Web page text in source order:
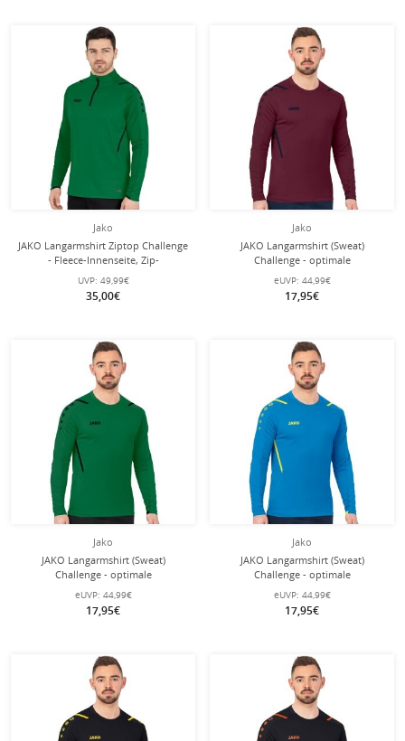
Jako
JAKO Langarmshirt Ziptop Challenge
- Fleece-Innenseite, Zip-
Reissverschluss - grün Herren
UVP: 49,99€
35,00€
Jako
JAKO Langarmshirt (Sweat)
Challenge - optimale
Bewegungsfreiheit - weinrot Herren
eUVP: 44,99€
17,95€
Jako
JAKO Langarmshirt (Sweat)
Challenge - optimale
Bewegungsfreiheit - grün Herren
eUVP: 44,99€
17,95€
Jako
JAKO Langarmshirt (Sweat)
Challenge - optimale
Bewegungsfreiheit - hellblau Herren
eUVP: 44,99€
17,95€